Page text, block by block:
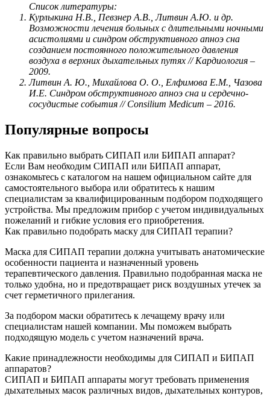
Список литературы:
Курлыкина Н.В., Певзнер А.В., Литвин А.Ю. и др.
Возможности лечения больных с длительными ночными
асистолиями и синдром обструктивного апноэ сна
созданием постоянного положительного давления
воздуха в верхних дыхательных путях // Кардиология –
2009.
Литвин А. Ю., Михайлова О. О., Елфимова Е.М., Чазова
И.Е. Синдром обструктивного апноэ сна и сердечно-
сосудистые события // Consilium Medicum – 2016.
Популярные вопросы
Как правильно выбрать СИПАП или БИПАП аппарат?
Если Вам необходим СИПАП или БИПАП аппарат,
ознакомьтесь с каталогом на нашем официальном сайте для
самостоятельного выбора или обратитесь к нашим
специалистам за квалифицированным подбором подходящего
устройства. Мы предложим прибор с учетом индивидуальных
пожеланий и гибкие условия его приобретения.
Как правильно подобрать маску для СИПАП терапии?
Маска для СИПАП терапии должна учитывать анатомические
особенности пациента и назначенный уровень
терапевтического давления. Правильно подобранная маска не
только удобна, но и предотвращает риск воздушных утечек за
счет герметичного прилегания.
За подбором маски обратитесь к лечащему врачу или
специалистам нашей компании. Мы поможем выбрать
подходящую модель с учетом назначений врача.
Какие принадлежности необходимы для СИПАП и БИПАП
аппаратов?
СИПАП и БИПАП аппараты могут требовать применения
дыхательных масок различных видов, дыхательных контуров,